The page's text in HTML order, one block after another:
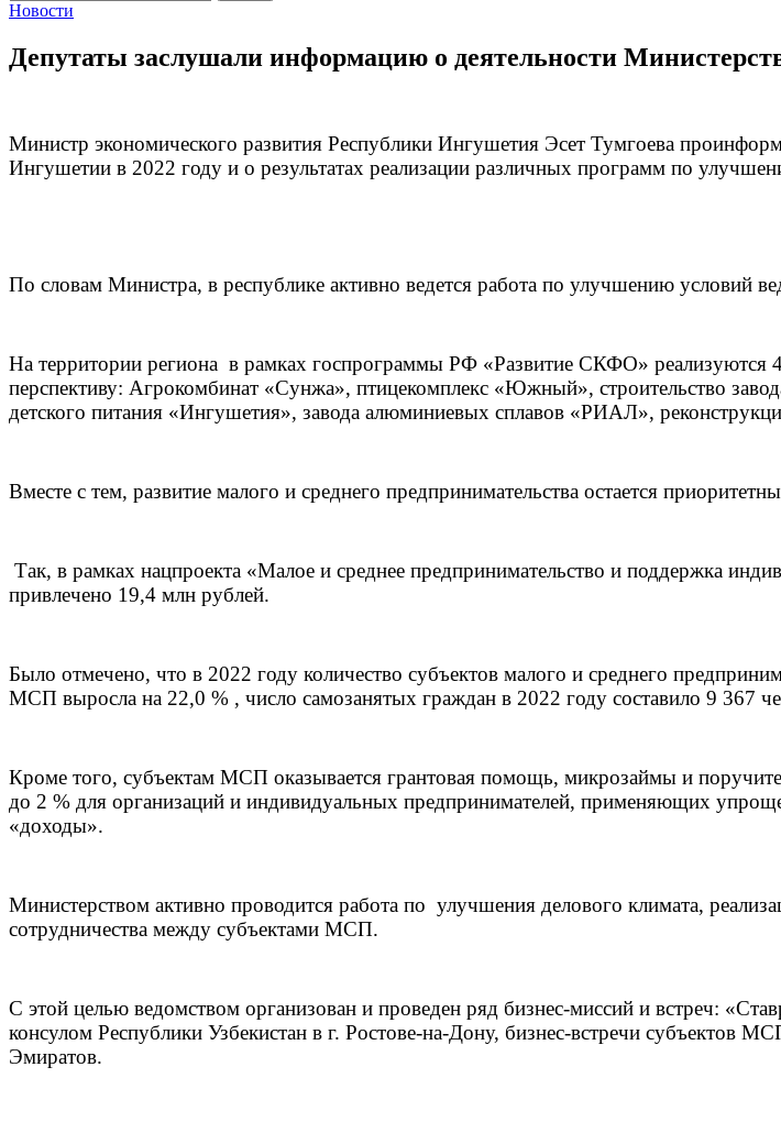
Новости
Депутаты заслушали информацию о деятельности
Министр экономического развития Республики Ингушетия Эсет Тумгоева
Ингушетии в 2022 году и о результатах реализации различных программ по
По словам Министра, в республике активно ведется работа по улучшению условий
На территории региона в рамках госпрограммы РФ «Развитие СКФО» реализуются
перспективу: Агрокомбинат «Сунжа», птицекомплекс «Южный», строительство
детского питания «Ингушетия», завода алюминиевых сплавов «РИАЛ»,
Вместе с тем, развитие малого и среднего предпринимательства остается
Так, в рамках нацпроекта «Малое и среднее предпринимательство и поддержка
привлечено 19,4 млн рублей.
Было отмечено, что в 2022 году количество субъектов малого и среднего
МСП выросла на 22,0 % , число самозанятых граждан в 2022 году составило 9 367
Кроме того, субъектам МСП оказывается грантовая помощь, микрозаймы и
до 2 % для организаций и индивидуальных предпринимателей, применяющих
«доходы».
Министерством активно проводится работа по улучшения делового климата,
сотрудничества между субъектами МСП.
С этой целью ведомством организован и проведен ряд бизнес-миссий и встреч:
консулом Республики Узбекистан в г. Ростове-на-Дону, бизнес-встречи субъектов
Эмиратов.